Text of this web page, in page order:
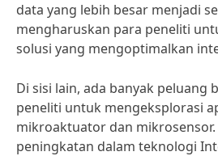
data yang lebih besar menjadi
mengharuskan para peneliti
solusi yang mengoptimalkan
Di sisi lain, ada banyak peluang
peneliti untuk mengeksplorasi
mikroaktuator dan mikrosensor.
peningkatan dalam teknologi